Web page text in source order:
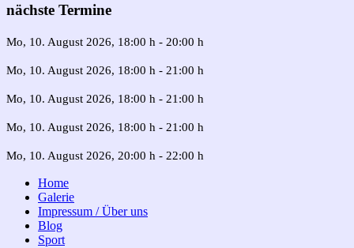
nächste Termine
Mo, 10. August 2026, 18:00 h - 20:00 h
Mo, 10. August 2026, 18:00 h - 21:00 h
Mo, 10. August 2026, 18:00 h - 21:00 h
Mo, 10. August 2026, 18:00 h - 21:00 h
Mo, 10. August 2026, 20:00 h - 22:00 h
Home
Galerie
Impressum / Über uns
Blog
Sport